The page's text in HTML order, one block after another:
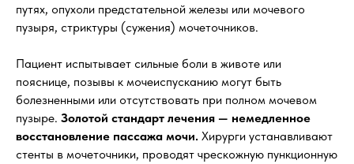
путях, опухоли предстательной железы или мочевого
пузыря, стриктуры (сужения) мочеточников.
Пациент испытывает сильные боли в животе или
пояснице, позывы к мочеиспусканию могут быть
болезненными или отсутствовать при полном мочевом
пузыре. Золотой стандарт лечения — немедленное
восстановление пассажа мочи. Хирурги устанавливают
стенты в мочеточники, проводят чрескожную пункционную